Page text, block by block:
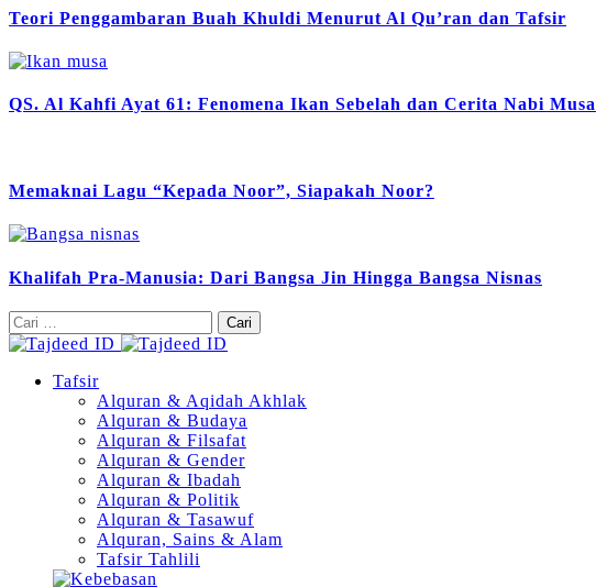
Teori Penggambaran Buah Khuldi Menurut Al Qu’ran dan Tafsir
QS. Al Kahfi Ayat 61: Fenomena Ikan Sebelah dan Cerita Nabi Musa
Memaknai Lagu “Kepada Noor”, Siapakah Noor?
Khalifah Pra-Manusia: Dari Bangsa Jin Hingga Bangsa Nisnas
Cari
untuk:
Tafsir
Alquran & Aqidah Akhlak
Alquran & Budaya
Alquran & Filsafat
Alquran & Gender
Alquran & Ibadah
Alquran & Politik
Alquran & Tasawuf
Alquran, Sains & Alam
Tafsir Tahlili